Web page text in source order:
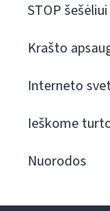
STOP šešėliui
Krašto
Interneto
Ieškome
Nuorodos